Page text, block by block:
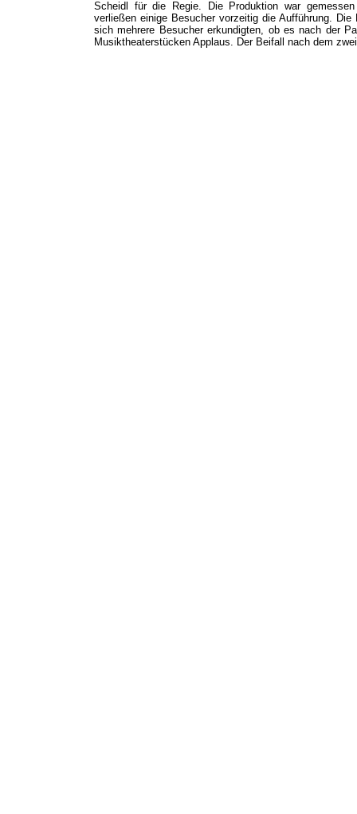
Scheidl für die Regie. Die Produktion war
verließen einige Besucher vorzeitig die Aufführung.
sich mehrere Besucher erkundigten, ob es nach der
Musiktheaterstücken Applaus. Der Beifall nach dem